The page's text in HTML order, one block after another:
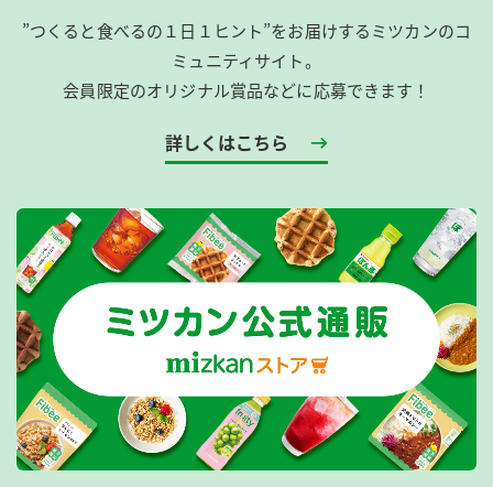
”つくると食べるの１日１ヒント”をお届けするミツカンのコ
ミュニティサイト。
会員限定のオリジナル賞品などに応募できます！
詳しくはこちら